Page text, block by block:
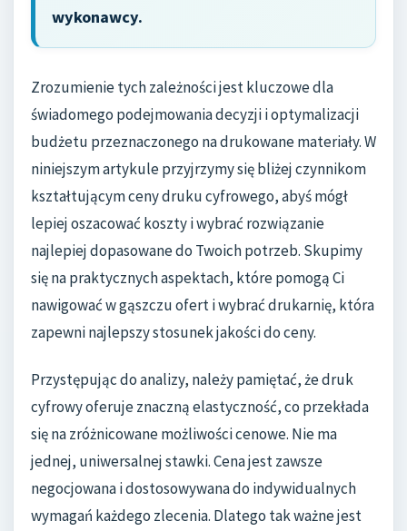
wykonawcy.
Zrozumienie tych zależności jest kluczowe dla
świadomego podejmowania decyzji i optymalizacji
budżetu przeznaczonego na drukowane materiały. W
niniejszym artykule przyjrzymy się bliżej czynnikom
kształtującym ceny druku cyfrowego, abyś mógł
lepiej oszacować koszty i wybrać rozwiązanie
najlepiej dopasowane do Twoich potrzeb. Skupimy
się na praktycznych aspektach, które pomogą Ci
nawigować w gąszczu ofert i wybrać drukarnię, która
zapewni najlepszy stosunek jakości do ceny.
Przystępując do analizy, należy pamiętać, że druk
cyfrowy oferuje znaczną elastyczność, co przekłada
się na zróżnicowane możliwości cenowe. Nie ma
jednej, uniwersalnej stawki. Cena jest zawsze
negocjowana i dostosowywana do indywidualnych
wymagań każdego zlecenia. Dlatego tak ważne jest